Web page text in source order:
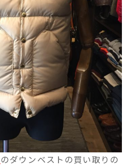
のダウンベストの買い取りの